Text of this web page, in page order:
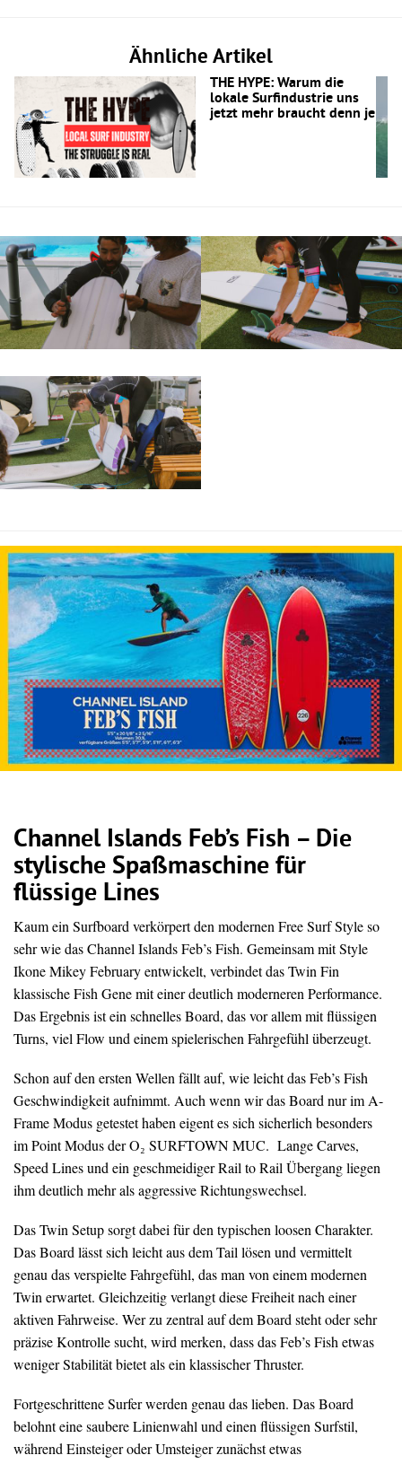
Ähnliche Artikel
THE HYPE: Warum die
lokale Surfindustrie uns
jetzt mehr braucht denn je
Channel Islands Feb’s Fish – Die
stylische Spaßmaschine für
flüssige Lines
Kaum ein Surfboard verkörpert den modernen Free Surf Style so
sehr wie das Channel Islands Feb’s Fish. Gemeinsam mit Style
Ikone Mikey February entwickelt, verbindet das Twin Fin
klassische Fish Gene mit einer deutlich moderneren Performance.
Das Ergebnis ist ein schnelles Board, das vor allem mit flüssigen
Turns, viel Flow und einem spielerischen Fahrgefühl überzeugt.
Schon auf den ersten Wellen fällt auf, wie leicht das Feb’s Fish
Geschwindigkeit aufnimmt. Auch wenn wir das Board nur im A-
Frame Modus getestet haben eigent es sich sicherlich besonders
im Point Modus der O₂ SURFTOWN MUC. Lange Carves,
Speed Lines und ein geschmeidiger Rail to Rail Übergang liegen
ihm deutlich mehr als aggressive Richtungswechsel.
Das Twin Setup sorgt dabei für den typischen loosen Charakter.
Das Board lässt sich leicht aus dem Tail lösen und vermittelt
genau das verspielte Fahrgefühl, das man von einem modernen
Twin erwartet. Gleichzeitig verlangt diese Freiheit nach einer
aktiven Fahrweise. Wer zu zentral auf dem Board steht oder sehr
präzise Kontrolle sucht, wird merken, dass das Feb’s Fish etwas
weniger Stabilität bietet als ein klassischer Thruster.
Fortgeschrittene Surfer werden genau das lieben. Das Board
belohnt eine saubere Linienwahl und einen flüssigen Surfstil,
während Einsteiger oder Umsteiger zunächst etwas